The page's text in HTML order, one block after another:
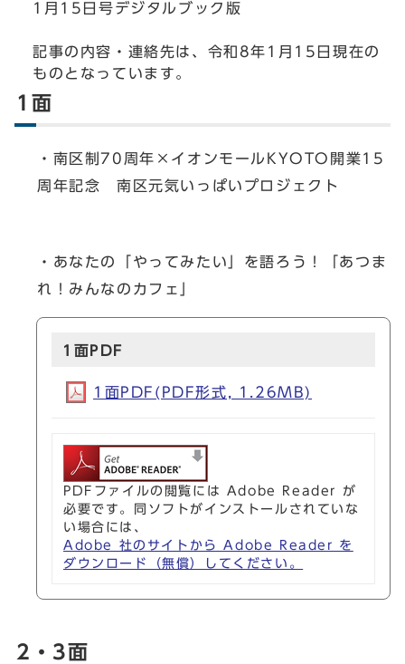
1月15日号デジタルブック版
記事の内容・連絡先は、令和8年1月15日現在の
ものとなっています。
1面
・南区制70周年×イオンモールKYOTO開業15
周年記念 南区元気いっぱいプロジェクト
・あなたの「やってみたい」を語ろう！「あつま
れ！みんなのカフェ」
1面PDF
1面PDF(PDF形式, 1.26MB)
PDFファイルの閲覧には Adobe Reader が
必要です。同ソフトがインストールされていな
い場合には、
Adobe 社のサイトから Adobe Reader を
ダウンロード（無償）してください。
2・3面